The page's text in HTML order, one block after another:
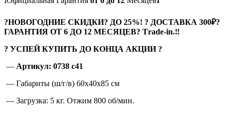
?НОВОГОДНИЕ СКИДКИ? ДО 25%! ? ДОСТАВКА 300₽?
ГАРАНТИЯ ОТ 6 ДО 12 МЕСЯЦЕВ? Тrade-in.‼
? УСПЕЙ КУПИТЬ ДО КОНЦА АКЦИИ ?
— Артикул: 0738 c41
— Габариты (ш/г/в) 60x40x85 см
— Загрузка: 5 кг. Отжим 800 об/мин.